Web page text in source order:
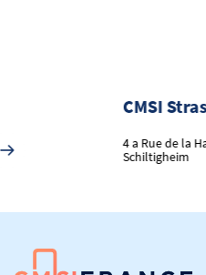
CMSI Strasbourg
4 a Rue de la Haye, 67300
Schiltigheim